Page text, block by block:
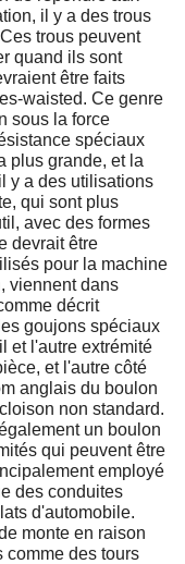
il y a des trous
trous peuvent
quand ils sont
être faits
waisted. Ce genre
sous la force
spéciaux
plus grande, et la
y a des utilisations
qui sont plus
avec des formes
devrait être
pour la machine
viennent dans
décrit
goujons spéciaux
et l'autre extrémité
et l'autre côté
anglais du boulon
non standard.
un boulon
qui peuvent être
employé
des conduites
d'automobile.
monte en raison
comme des tours